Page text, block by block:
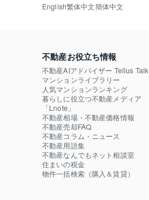
English繁体中文簡体中文
不動産お役立ち情報
不動産AIアドバイザー Tellus Talk
マンションライブラリー
人気マンションランキング
暮らしに役立つ不動産メディア
「Lnote」
不動産相場・不動産価格情報
不動産売却FAQ
不動産コラム・ニュース
不動産用語集
不動産なんでもネット相談室
住まいの税金
物件一括検索（購入＆賃貸）